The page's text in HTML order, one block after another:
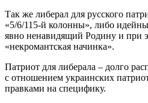
Так же либерал для русского
«5/6/115-й колонны», либо
явно ненавидящий Родину и при
«некромантская начинка».
Патриот для либерала – долго
с отношением украинских
правками на специфику.